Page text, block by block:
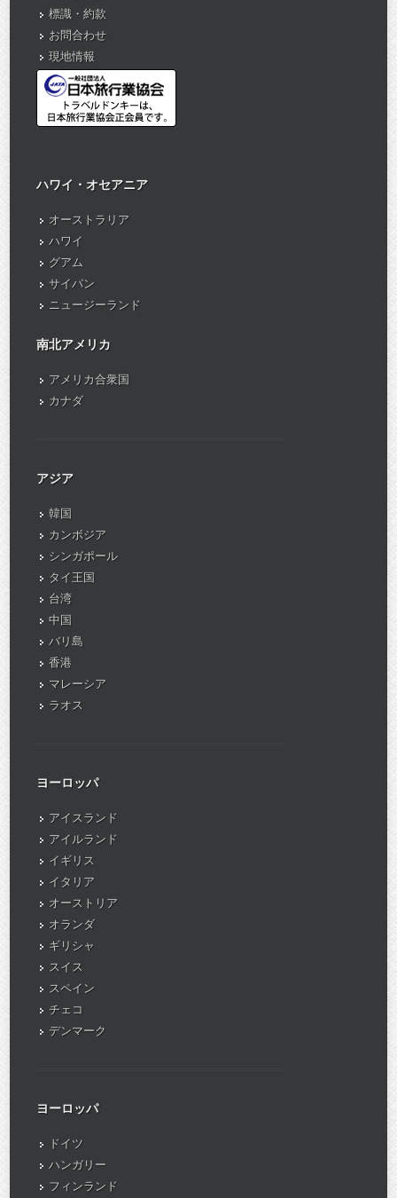
標識・約款
お問合わせ
現地情報
ハワイ・オセアニア
オーストラリア
ハワイ
グアム
サイパン
ニュージーランド
南北アメリカ
アメリカ合衆国
カナダ
アジア
韓国
カンボジア
シンガポール
タイ王国
台湾
中国
バリ島
香港
マレーシア
ラオス
ヨーロッパ
アイスランド
アイルランド
イギリス
イタリア
オーストリア
オランダ
ギリシャ
スイス
スペイン
チェコ
デンマーク
ヨーロッパ
ドイツ
ハンガリー
フィンランド